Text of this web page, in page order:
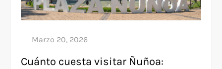
Cuánto cuesta visitar Ñuñoa: